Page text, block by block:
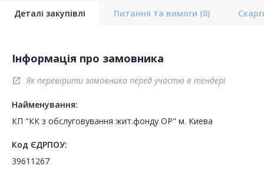
Деталі закупівлі Питання та вимоги (0)
Інформація про замовника
open_in_new Як перевірити замовника перед участю в тендері
Найменування:
КП "КК з обслуговування жит.фонду ОР" м. Киева
Код ЄДРПОУ:
39611267